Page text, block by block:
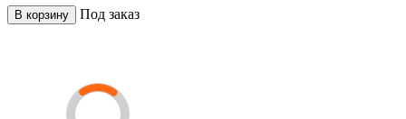
В корзину Под заказ